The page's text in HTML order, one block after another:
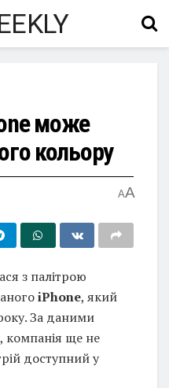
може
кольору
AA
з палітрою
iPhone, який
За даними
компанія ще не
доступний у